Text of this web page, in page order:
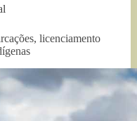
licenciamento